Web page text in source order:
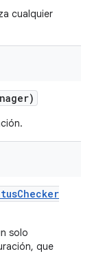
cualquier
Checker
solo
que